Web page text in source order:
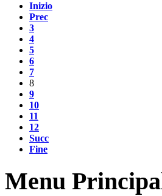
Inizio
Prec
3
4
5
6
7
8
9
10
11
12
Succ
Fine
Menu